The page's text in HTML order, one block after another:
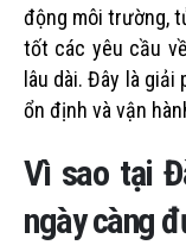
động môi trường,
tốt các yêu cầu
lâu dài. Đây là
ổn định và vận
Vì sao tại
ngày càng